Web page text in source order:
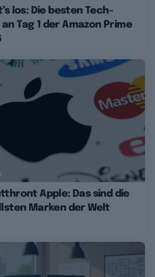
los: Die besten Tech-
Tag 1 der Amazon Prime
Apple: Das sind die
Marken der Welt